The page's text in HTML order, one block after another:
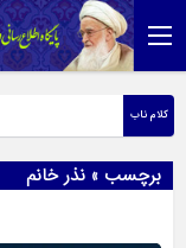
کلام ناب
برچسب » نذر خانم